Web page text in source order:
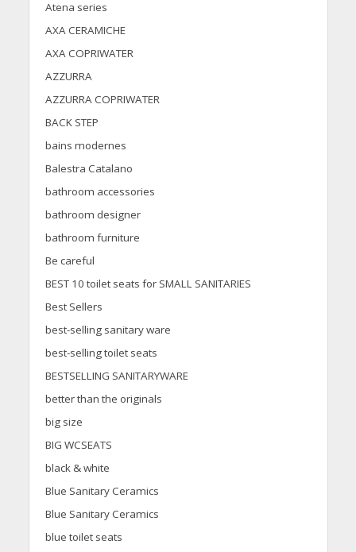
Atena series
AXA CERAMICHE
AXA COPRIWATER
AZZURRA
AZZURRA COPRIWATER
BACK STEP
bains modernes
Balestra Catalano
bathroom accessories
bathroom designer
bathroom furniture
Be careful
BEST 10 toilet seats for SMALL SANITARIES
Best Sellers
best-selling sanitary ware
best-selling toilet seats
BESTSELLING SANITARYWARE
better than the originals
big size
BIG WCSEATS
black & white
Blue Sanitary Ceramics
Blue Sanitary Ceramics
blue toilet seats